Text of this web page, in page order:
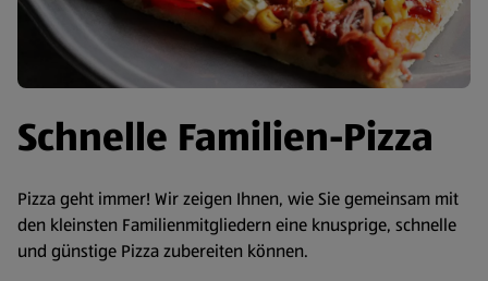
Schnelle Familien-Pizza
Pizza geht immer! Wir zeigen Ihnen, wie Sie gemeinsam mit
den kleinsten Familienmitgliedern eine knusprige, schnelle
und günstige Pizza zubereiten können.